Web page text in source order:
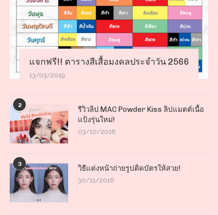
แจกฟรี!! ตารางสีเสื้อมงคลประจำวัน 2566
13/03/2019
2
รีวิวลิป MAC Powder Kiss ลิปแมตต์เนื้อ
แป้งรุ่นใหม่!
03/10/2018
3 วิธีแต่งหน้าถ่ายรูปติดบัตรให้สวย!
30/11/2018